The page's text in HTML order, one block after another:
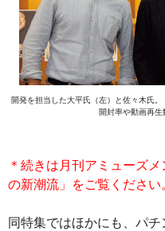
開発を担当した大平氏（左）と佐々木氏
開封率や動画再生
＊続きは月刊アミューズ
の新潮流」をご覧ください
同特集ではほかにも、パ